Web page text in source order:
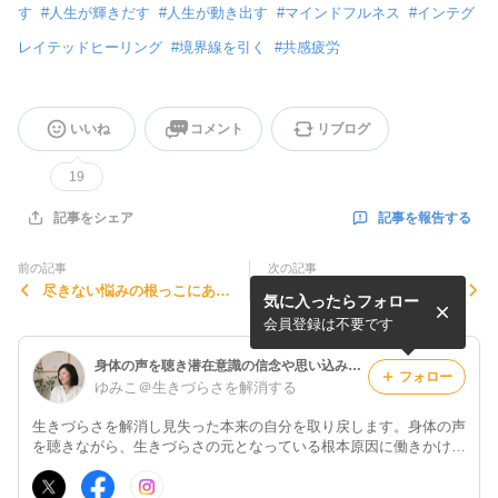
す #人生が輝きだす #人生が動き出す #マインドフルネス #インテグ
レイテッドヒーリング #境界線を引く #共感疲労
いいね
19
コメント リブログ
記事をシェア 記事を報告する
前の記事
尽きない悩みの根っこにある
次の記事
まず自分を満たすことの大切
さ
身体の声を聴き潜在意識の信念や思い込みを変え生きづらさを解消する/インテグレイテッドヒーリング/マインドフルネス/キネシオロジー
ゆみこ＠生きづらさを解消する
生きづらさを解消し見失った本来の自分を取り戻します。身体の声
を聴きながら、生きづらさの元となっている根本原因に働きかけ心
の奥底にある信念や思い込みを変える、意識を変容させるエネルギ
ーワーク。こちらでは、日々の生活の中で役立つ考え方や行動をお
気に入ったらフォロー
会員登録は不要です
フォロー